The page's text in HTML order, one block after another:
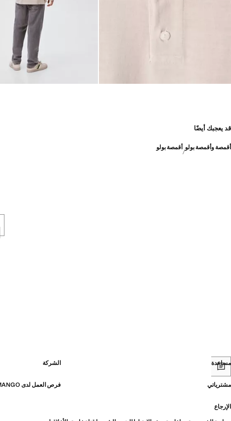
قد يعجبك أيضًا
أقمصة وأقمصة بولو أقمصة بولو
مساعدة الشركة
مشترياتي فرص العمل لدى MANGO
الإرجاع